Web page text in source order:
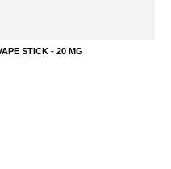
STICK - 20 MG